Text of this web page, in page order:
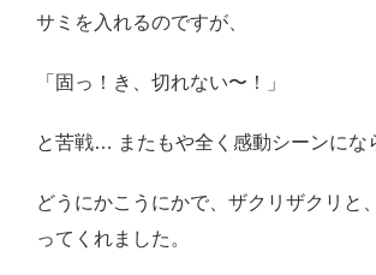
サミを入れるのですが、
「固っ！き、切れない〜！」
と苦戦… またもや全く感動シーンに
どうにかこうにかで、ザクリザクリと
ってくれました。